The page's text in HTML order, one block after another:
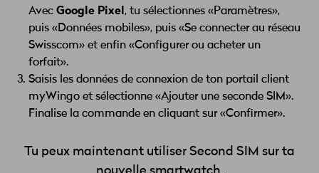
Avec Google Pixel, tu sélectionnes «Paramètres»,
puis «Données mobiles», puis «Se connecter au réseau
Swisscom» et enfin «Configurer ou acheter un
forfait».
Saisis les données de connexion de ton portail client
myWingo et sélectionne «Ajouter une seconde SIM».
Finalise la commande en cliquant sur «Confirmer».
Tu peux maintenant utiliser Second SIM sur ta